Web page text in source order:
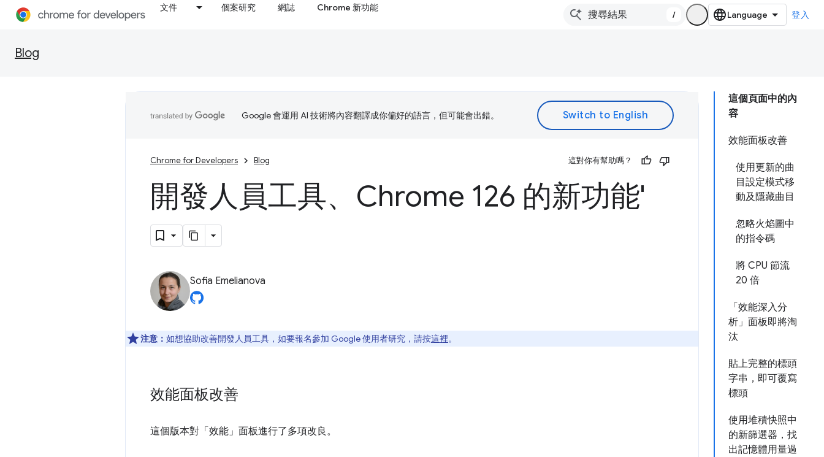
文件 個案研究 網誌 Chrome 新功能
/ 登入
Blog
這個頁面中的內
容
效能面板改善
使用更新的曲
目設定模式移
動及隱藏曲目
忽略火焰圖中
的指令碼
將 CPU 節流
20 倍
「效能深入分
析」面板即將淘
汰
貼上完整的標頭
字串，即可覆寫
標頭
使用堆積快照中
的新篩選器，找
出記憶體用量過
Google 會運用 AI 技術將內容翻譯成你偏好的語言，但可能會出錯。
Chrome for Developers Blog 這對你有幫助嗎？
開發人員工具、Chrome 126 的新功能'
Sofia Emelianova
注意： 如想協助改善開發人員工具，如要報名參加 Google 使用者研究，請按這裡。
效能面板改善
這個版本對「效能」 面板進行了多項改良。